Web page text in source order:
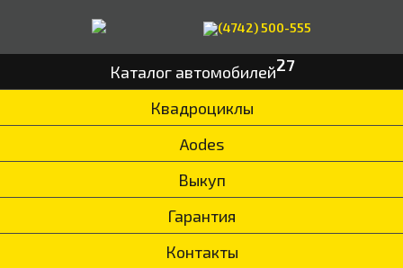
(4742) 500-555
Каталог автомобилей27
Квадроциклы
Aodes
Выкуп
Гарантия
Контакты